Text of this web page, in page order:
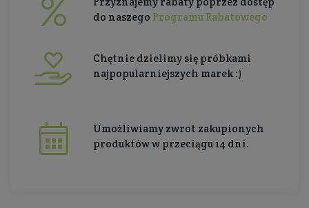
do naszego Programu Rabatowego
Chętnie dzielimy się próbkami
najpopularniejszych marek :)
Umożliwiamy zwrot zakupionych
produktów w przeciągu 14 dni.